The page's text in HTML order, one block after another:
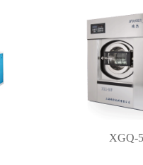
XGQ-